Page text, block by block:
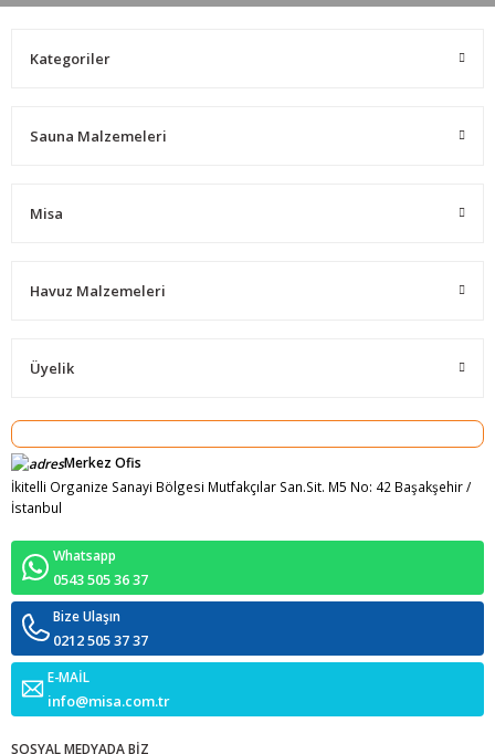
Kategoriler
Sauna Malzemeleri
Misa
Havuz Malzemeleri
Üyelik
Merkez Ofis
İkitelli Organize Sanayi Bölgesi Mutfakçılar San.Sit. M5 No: 42 Başakşehir /
İstanbul
Whatsapp
0543 505 36 37
Bize Ulaşın
0212 505 37 37
E-MAİL
info@misa.com.tr
SOSYAL MEDYADA BİZ